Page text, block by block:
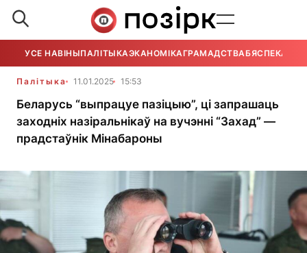
УСЕ НАВІНЫПАЛІТЫКАЭКАНОМІКАГРАМАДСТВАБЯСПЕКА
Палітыка 11.01.2025 15:53
Беларусь “выпрацуе пазіцыю”, ці запрашаць
заходніх назіральнікаў на вучэнні “Захад” —
прадстаўнік Мінабароны